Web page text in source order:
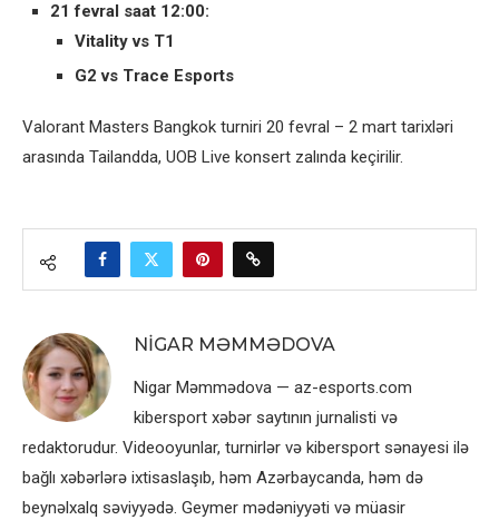
21 fevral saat 12:00:
Vitality vs T1
G2 vs Trace Esports
Valorant Masters Bangkok turniri 20 fevral – 2 mart tarixləri
arasında Tailandda, UOB Live konsert zalında keçirilir.
NIGAR MƏMMƏDOVA
Nigar Məmmədova — az-esports.com
kibersport xəbər saytının jurnalisti və
redaktorudur. Videooyunlar, turnirlər və kibersport sənayesi ilə
bağlı xəbərlərə ixtisaslaşıb, həm Azərbaycanda, həm də
beynəlxalq səviyyədə. Geymer mədəniyyəti və müasir